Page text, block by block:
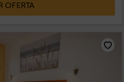
OFERTA